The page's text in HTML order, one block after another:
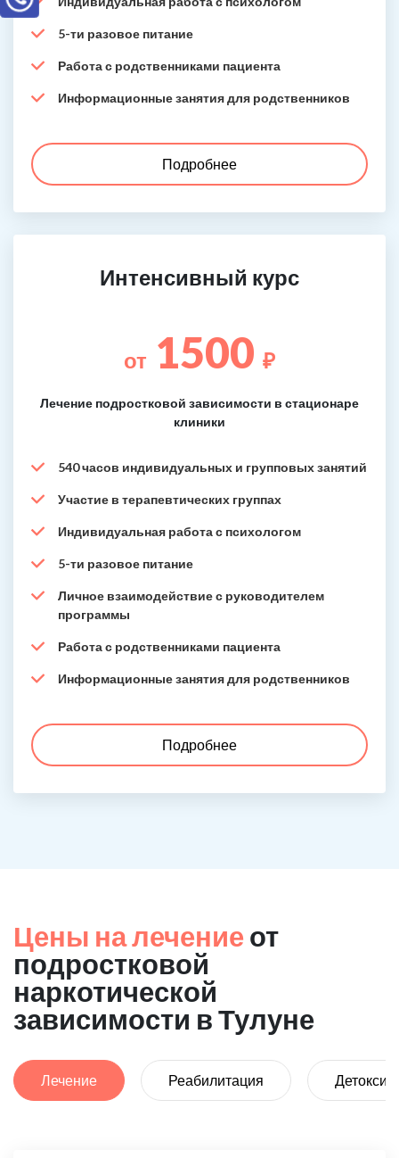
5-ти разовое питание
Работа с родственниками пациента
Информационные занятия для родственников
Подробнее
Интенсивный курс
от 1500 ₽
Лечение подростковой зависимости в стационаре
клиники
540 часов индивидуальных и групповых занятий
Участие в терапевтических группах
Индивидуальная работа с психологом
5-ти разовое питание
Личное взаимодействие с руководителем
программы
Работа с родственниками пациента
Информационные занятия для родственников
Подробнее
Цены на лечение от
подростковой
наркотической
зависимости в Тулуне
Лечение Реабилитация